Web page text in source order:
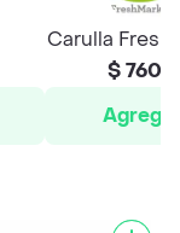
Carulla
$ 7600
Agregar